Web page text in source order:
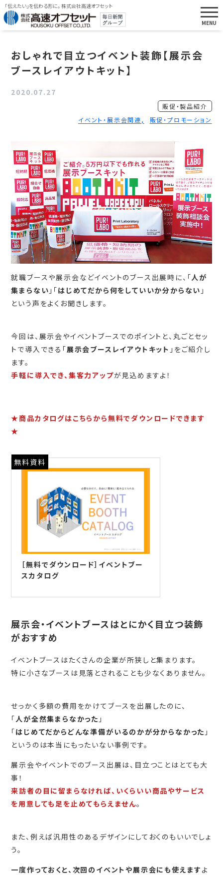
「伝えたい」を伝わる形に。 株式会社高速オフセット
おしゃれで目立つイベント装飾【展示会
ブースレイアウトキット】
2020.07.27
販促・製品紹介
イベント・展示会関連
販促・プロモーション
就職ブースや展示会などイベントのブース出展時に、「人が
集まらない 」「はじめてだから何をしていいか分からない 」
という声をよくお聞きします。
今回は、展示会やイベントブースでのポイントと、丸ごとセッ
トで導入できる「展示会ブースレイアウトキット 」をご紹介し
ます。
手軽に導入でき、集客力アップが見込めますよ！
★商品カタログはこちらから無料でダウンロードできます
★
無料資料
［無料でダウンロード］イベントブー
スカタログ
展示会・イベントブースはとにかく目立つ装飾
がおすすめ
イベントブースはたくさんの企業が所狭しと集まります。
特に小さなブースは見落とされることも少なくありません。
せっかく多額の費用をかけてブースを出展したのに、
「 人が全然集まらなかった 」
「はじめてだからどんな準備がいるのかが分からなかった 」
というのは本当にもったいない事例です。
展示会やイベントでのブース出展は、目立つことはとても大
事！
来訪者の目に留まらなければ、いくらいい商品やサービス
を用意しても足を止めてもらえません。
また、例えば汎用性のあるデザインにしておくのもいいでしょ
う。
一度作っておくと、次回のイベントや展示会にも使えます よ